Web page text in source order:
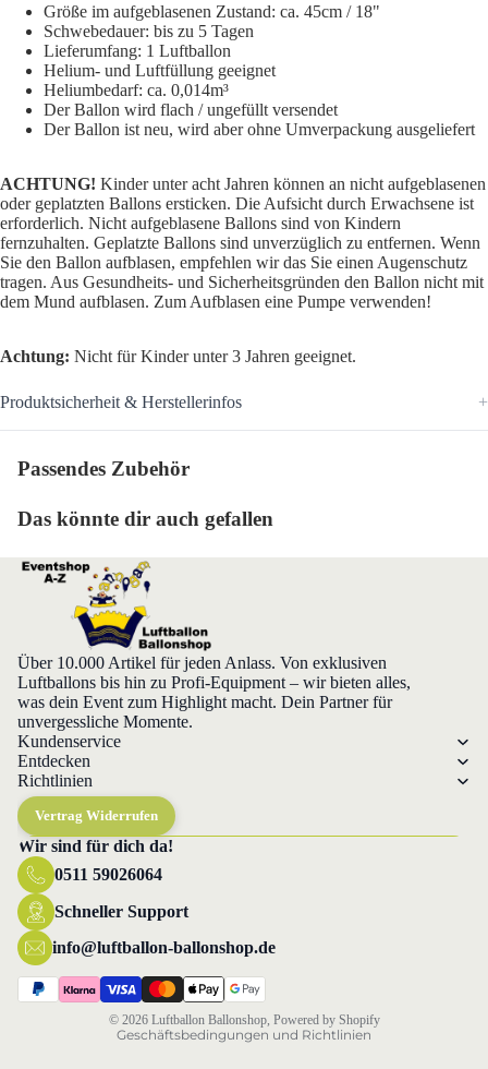
Größe im aufgeblasenen Zustand: ca. 45cm / 18"
Schwebedauer: bis zu 5 Tagen
Lieferumfang: 1 Luftballon
Helium- und Luftfüllung geeignet
Heliumbedarf: ca. 0,014m³
Der Ballon wird flach / ungefüllt versendet
Der Ballon ist neu, wird aber ohne Umverpackung ausgeliefert
ACHTUNG! Kinder unter acht Jahren können an nicht aufgeblasenen
oder geplatzten Ballons ersticken. Die Aufsicht durch Erwachsene ist
erforderlich. Nicht aufgeblasene Ballons sind von Kindern
fernzuhalten. Geplatzte Ballons sind unverzüglich zu entfernen. Wenn
Sie den Ballon aufblasen, empfehlen wir das Sie einen Augenschutz
tragen. Aus Gesundheits- und Sicherheitsgründen den Ballon nicht mit
dem Mund aufblasen. Zum Aufblasen eine Pumpe verwenden!
Achtung: Nicht für Kinder unter 3 Jahren geeignet.
Produktsicherheit & Herstellerinfos
Passendes Zubehör
Das könnte dir auch gefallen
Über 10.000 Artikel für jeden Anlass. Von exklusiven
Luftballons bis hin zu Profi-Equipment – wir bieten alles,
was dein Event zum Highlight macht. Dein Partner für
unvergessliche Momente.
Kundenservice
Entdecken
Richtlinien
Vertrag Widerrufen
Wir sind für dich da!
0511 59026064
Schneller Support
info@luftballon-ballonshop.de
© 2026 Luftballon Ballonshop, Powered by Shopify
Geschäftsbedingungen und Richtlinien
Datenschutzerklärung
Widerrufsrecht
AGB
Versand
Impressum